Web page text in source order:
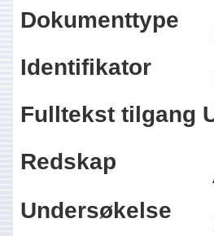
Dokumenttype
Identifikator
Fulltekst tilgang
Redskap
Undersøkelse